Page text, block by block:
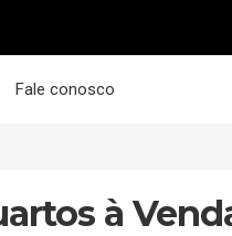
Fale conosco
à